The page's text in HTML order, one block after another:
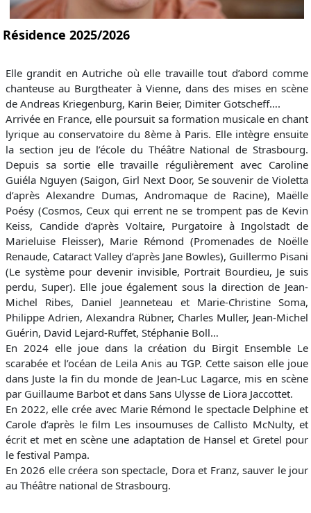
Résidence 2025/2026
Elle grandit en Autriche où elle travaille tout d’abord comme
chanteuse au Burgtheater à Vienne, dans des mises en scène
de Andreas Kriegenburg, Karin Beier, Dimiter Gotscheff….
Arrivée en France, elle poursuit sa formation musicale en chant
lyrique au conservatoire du 8ème à Paris. Elle intègre ensuite
la section jeu de l’école du Théâtre National de Strasbourg.
Depuis sa sortie elle travaille régulièrement avec Caroline
Guiéla Nguyen (Saigon, Girl Next Door, Se souvenir de Violetta
d’après Alexandre Dumas, Andromaque de Racine), Maëlle
Poésy (Cosmos, Ceux qui errent ne se trompent pas de Kevin
Keiss, Candide d’après Voltaire, Purgatoire à Ingolstadt de
Marieluise Fleisser), Marie Rémond (Promenades de Noëlle
Renaude, Cataract Valley d’après Jane Bowles), Guillermo Pisani
(Le système pour devenir invisible, Portrait Bourdieu, Je suis
perdu, Super). Elle joue également sous la direction de Jean-
Michel Ribes, Daniel Jeanneteau et Marie-Christine Soma,
Philippe Adrien, Alexandra Rübner, Charles Muller, Jean-Michel
Guérin, David Lejard-Ruffet, Stéphanie Boll…
En 2024 elle joue dans la création du Birgit Ensemble Le
scarabée et l’océan de Leila Anis au TGP. Cette saison elle joue
dans Juste la fin du monde de Jean-Luc Lagarce, mis en scène
par Guillaume Barbot et dans Sans Ulysse de Liora Jaccottet.
En 2022, elle crée avec Marie Rémond le spectacle Delphine et
Carole d’après le film Les insoumuses de Callisto McNulty, et
écrit et met en scène une adaptation de Hansel et Gretel pour
le festival Pampa.
En 2026 elle créera son spectacle, Dora et Franz, sauver le jour
au Théâtre national de Strasbourg.